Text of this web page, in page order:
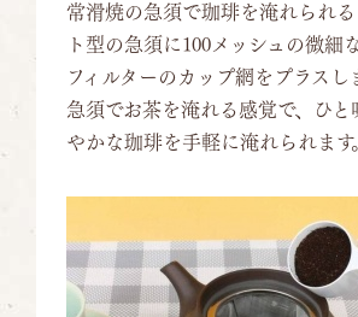
常滑焼の急須で珈琲を淹れられ
ト型の急須に100メッシュの微細
フィルターのカップ網をプラスし
急須でお茶を淹れる感覚で、ひと
やかな珈琲を手軽に淹れられます